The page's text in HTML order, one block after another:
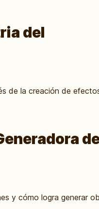
del
de la creación de
y cómo logra generar